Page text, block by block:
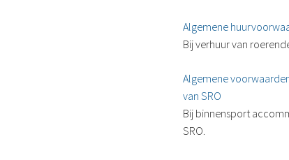
Algemene
Bij verhuur van
Algemene
van SRO
Bij binnensport
SRO.